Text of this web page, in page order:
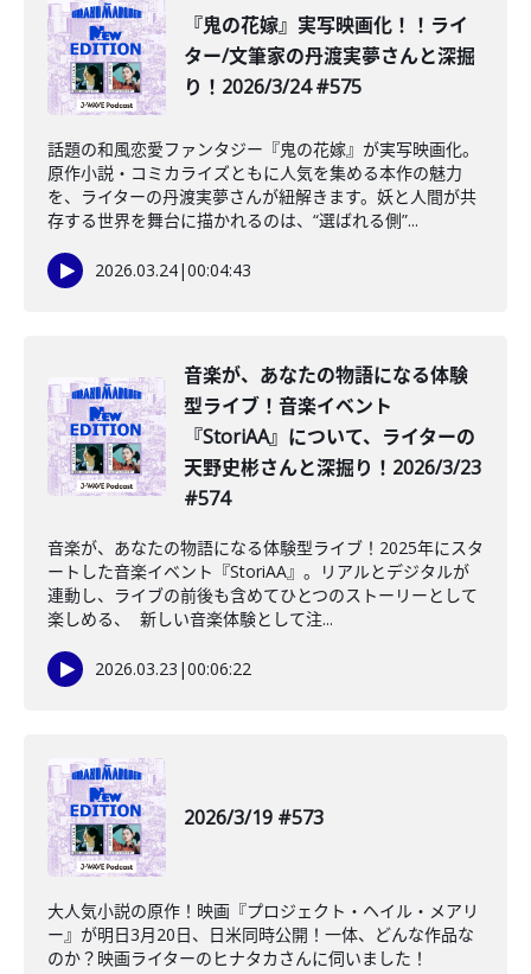
️『鬼の花嫁』実写映画化！！ライ
ター/文筆家の丹渡実夢さんと深掘
り！2026/3/24 #575
話題の和風恋愛ファンタジー『鬼の花嫁』が実写映画化。
原作小説・コミカライズともに人気を集める本作の魅力
を、ライターの丹渡実夢さんが紐解きます。妖と人間が共
存する世界を舞台に描かれるのは、“選ばれる側”...
2026.03.24|00:04:43
音楽が、あなたの物語になる体験
型ライブ！音楽イベント
『StoriAA』について、ライターの
天野史彬さんと深掘り！2026/3/23
#574
音楽が、あなたの物語になる体験型ライブ！2025年にスタ
ートした音楽イベント『StoriAA』。リアルとデジタルが
連動し、ライブの前後も含めてひとつのストーリーとして
楽しめる、 新しい音楽体験として注...
2026.03.23 |00:06:22
2026/3/19 #573
大人気小説の原作！映画『プロジェクト・ヘイル・メアリ
ー』が明日3月20日、日米同時公開！一体、どんな作品な
のか？映画ライターのヒナタカさんに伺いました！